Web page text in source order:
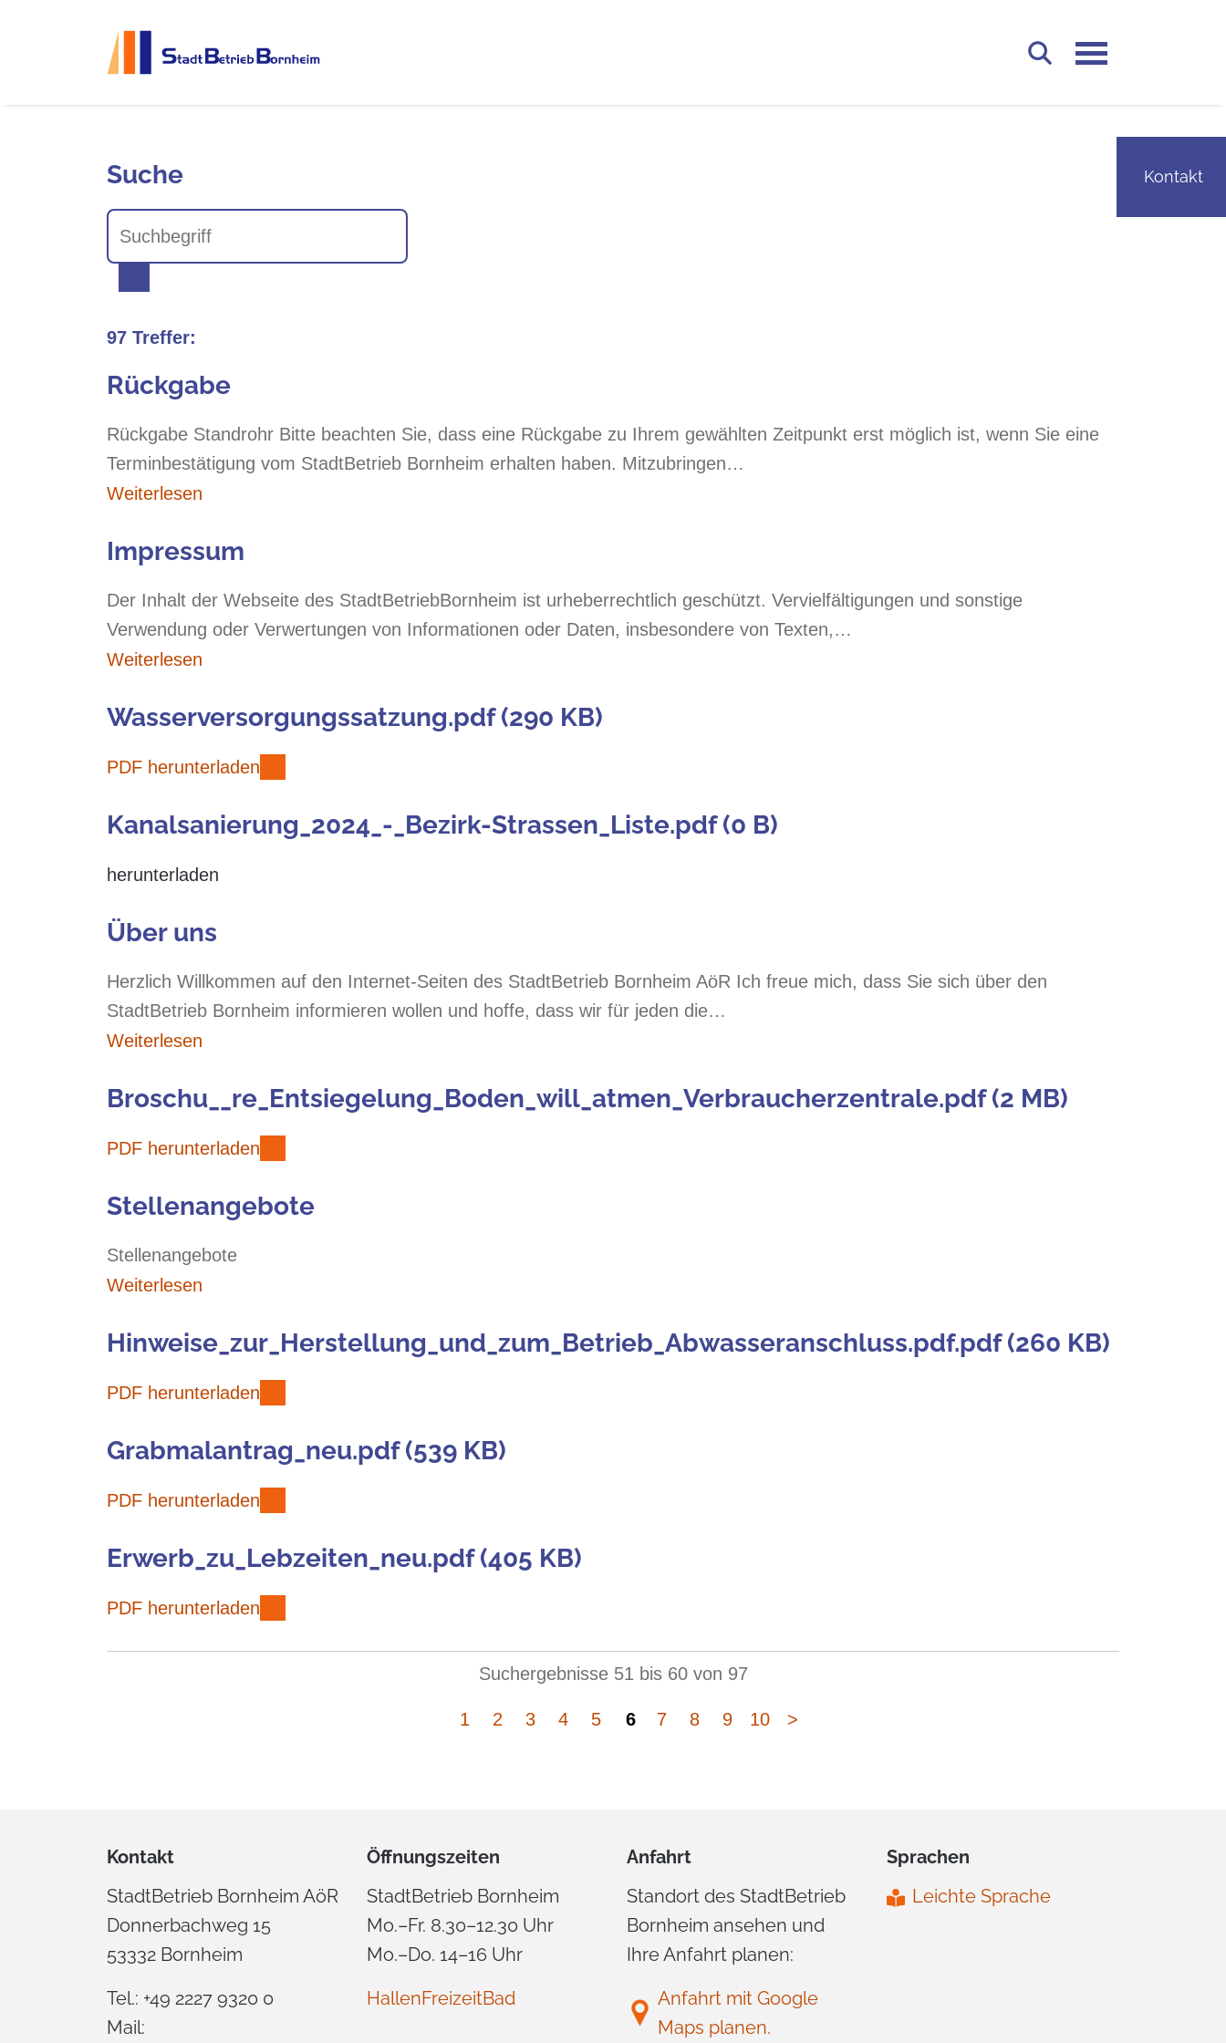
Zur Suche navigieren
Kontakt
Suche
97 Treffer:
Rückgabe
Rückgabe Standrohr Bitte beachten Sie, dass eine Rückgabe zu Ihrem gewählten Zeitpunkt erst möglich ist, wenn Sie eine
Terminbestätigung vom StadtBetrieb Bornheim erhalten haben. Mitzubringen…
Weiterlesen
Impressum
Der Inhalt der Webseite des StadtBetriebBornheim ist urheberrechtlich geschützt. Vervielfältigungen und sonstige
Verwendung oder Verwertungen von Informationen oder Daten, insbesondere von Texten,…
Weiterlesen
Wasserversorgungssatzung.pdf (290 KB)
PDF herunterladen
Kanalsanierung_2024_-_Bezirk-Strassen_Liste.pdf (0 B)
herunterladen
Über uns
Herzlich Willkommen auf den Internet-Seiten des StadtBetrieb Bornheim AöR Ich freue mich, dass Sie sich über den
StadtBetrieb Bornheim informieren wollen und hoffe, dass wir für jeden die…
Weiterlesen
Broschu__re_Entsiegelung_Boden_will_atmen_Verbraucherzentrale.pdf (2 MB)
PDF herunterladen
Stellenangebote
Stellenangebote
Weiterlesen
Hinweise_zur_Herstellung_und_zum_Betrieb_Abwasseranschluss.pdf.pdf (260 KB)
PDF herunterladen
Grabmalantrag_neu.pdf (539 KB)
PDF herunterladen
Erwerb_zu_Lebzeiten_neu.pdf (405 KB)
PDF herunterladen
Suchergebnisse 51 bis 60 von 97
1 2 3 4 5 6 7 8 9 10 >
Kontakt
StadtBetrieb Bornheim AöR
Donnerbachweg 15
53332 Bornheim
Tel.: +49 2227 9320 0
Mail:
Öffnungszeiten
StadtBetrieb Bornheim
Mo.–Fr. 8.30–12.30 Uhr
Mo.–Do. 14–16 Uhr
HallenFreizeitBad
Anfahrt
Standort des StadtBetrieb
Bornheim ansehen und
Ihre Anfahrt planen:
Anfahrt mit Google
Maps planen.
Sprachen
Leichte Sprache